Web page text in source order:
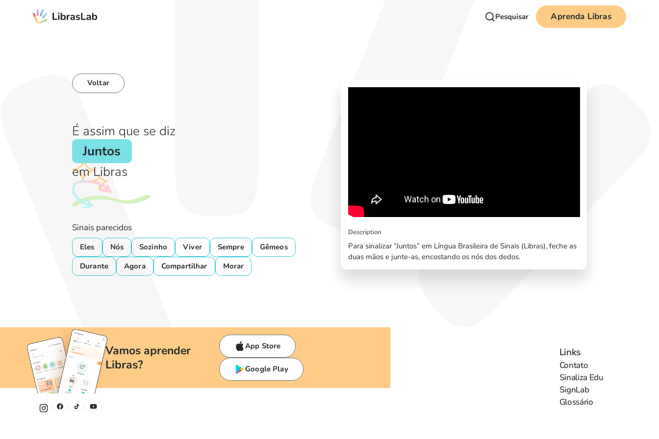
Pesquisar Aprenda Libras
Voltar
É assim que se diz
Juntos
em Libras
Description
Para sinalizar “Juntos” em Língua Brasileira de Sinais (Libras), feche as
duas mãos e junte-as, encostando os nós dos dedos.
Sinais parecidos
Eles Nós Sozinho Viver Sempre
Gêmeos
Durante
Agora Compartilhar Morar
Vamos aprender
Libras?
App Store
Google Play
Um jeito divertido e fácil de aprender Libras
Links
Contato
Sinaliza Edu
SignLab
Glossário